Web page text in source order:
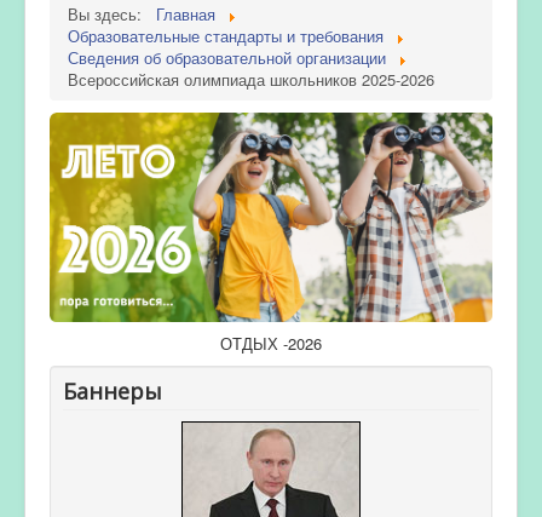
Вы здесь:
Главная
Образовательные стандарты и требования
Сведения об образовательной организации
Всероссийская олимпиада школьников 2025-2026
ОТДЫХ -2026
Баннеры